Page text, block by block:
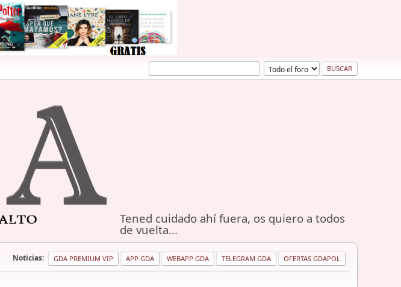
Tened cuidado ahí fuera, os quiero a todos
de vuelta...
Noticias: GDA PREMIUM VIP APP GDA WEBAPP GDA TELEGRAM GDA OFERTAS GDAPOL